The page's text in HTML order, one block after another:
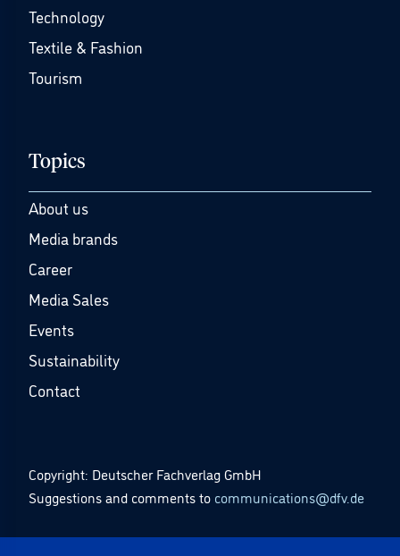
Technology
Textile & Fashion
Tourism
Topics
About us
Media brands
Career
Media Sales
Events
Sustainability
Contact
Copyright: Deutscher Fachverlag GmbH
Suggestions and comments to communications@dfv.de